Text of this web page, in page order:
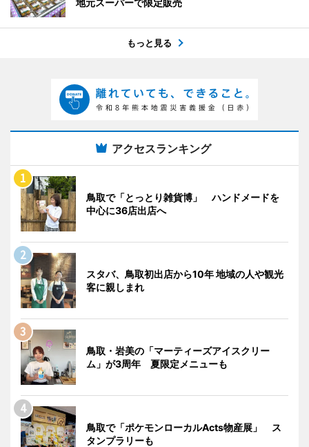
もっと見る
アクセスランキング
鳥取で「とっとり雑貨博」 ハンドメードを
中心に36店出店へ
スタバ、鳥取初出店から10年 地域の人や観光
客に親しまれ
鳥取・岩美の「マーティーズアイスクリー
ム」が3周年 夏限定メニューも
鳥取で「ポケモンローカルActs物産展」 ス
タンプラリーも